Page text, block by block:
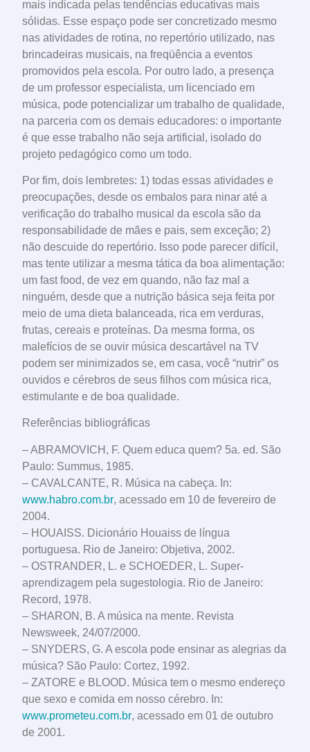
mais indicada pelas tendências educativas mais
sólidas. Esse espaço pode ser concretizado mesmo
nas atividades de rotina, no repertório utilizado, nas
brincadeiras musicais, na freqüência a eventos
promovidos pela escola. Por outro lado, a presença
de um professor especialista, um licenciado em
música, pode potencializar um trabalho de qualidade,
na parceria com os demais educadores: o importante
é que esse trabalho não seja artificial, isolado do
projeto pedagógico como um todo.
Por fim, dois lembretes: 1) todas essas atividades e
preocupações, desde os embalos para ninar até a
verificação do trabalho musical da escola são da
responsabilidade de mães e pais, sem exceção; 2)
não descuide do repertório. Isso pode parecer difícil,
mas tente utilizar a mesma tática da boa alimentação:
um fast food, de vez em quando, não faz mal a
ninguém, desde que a nutrição básica seja feita por
meio de uma dieta balanceada, rica em verduras,
frutas, cereais e proteínas. Da mesma forma, os
malefícios de se ouvir música descartável na TV
podem ser minimizados se, em casa, você “nutrir” os
ouvidos e cérebros de seus filhos com música rica,
estimulante e de boa qualidade.
Referências bibliográficas
– ABRAMOVICH, F. Quem educa quem? 5a. ed. São
Paulo: Summus, 1985.
– CAVALCANTE, R. Música na cabeça. In:
www.habro.com.br, acessado em 10 de fevereiro de
2004.
– HOUAISS. Dicionário Houaiss de língua
portuguesa. Rio de Janeiro: Objetiva, 2002.
– OSTRANDER, L. e SCHOEDER, L. Super-
aprendizagem pela sugestologia. Rio de Janeiro:
Record, 1978.
– SHARON, B. A música na mente. Revista
Newsweek, 24/07/2000.
– SNYDERS, G. A escola pode ensinar as alegrias da
música? São Paulo: Cortez, 1992.
– ZATORE e BLOOD. Música tem o mesmo endereço
que sexo e comida em nosso cérebro. In:
www.prometeu.com.br, acessado em 01 de outubro
de 2001.